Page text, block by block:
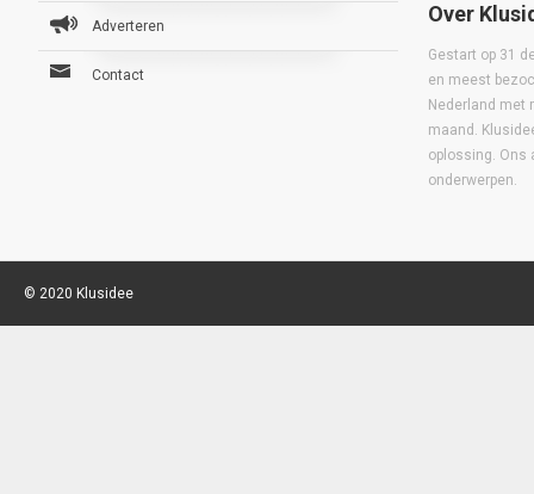
Adverteren
Contact
Over
Gestart op 31
en meest
Nederland met
maand.
oplossing. Ons
onderwerpen.
© 2020 Klusidee